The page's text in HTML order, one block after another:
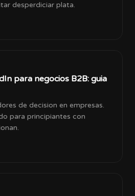
desperdiciar plata.
para negocios B2B: guia
de decision en empresas.
para principiantes con